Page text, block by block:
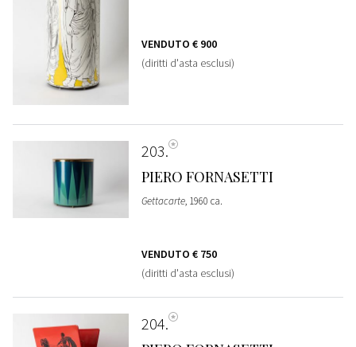
VENDUTO € 900
(diritti d'asta esclusi)
203
PIERO FORNASETTI
Gettacarte, 1960 ca.
VENDUTO € 750
(diritti d'asta esclusi)
204